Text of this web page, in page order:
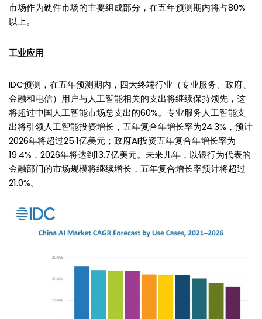
市场作为硬件市场的主要组成部分，在五年预测期内将占80%
以上。
工业应用
IDC预测，在五年预测期内，四大终端行业（专业服务、政府、
金融和电信）用户与人工智能相关的支出将继续保持领先，这
将超过中国人工智能市场总支出的60%。专业服务人工智能支
出将引领人工智能投资增长，五年复合年增长率为24.3%，预计
2026年将超过25.1亿美元；政府AI投资五年复合年增长率为
19.4%，2026年将达到13.7亿美元。未来几年，以银行为代表的
金融部门的市场规模将继续增长，五年复合增长率预计将超过
21.0%。